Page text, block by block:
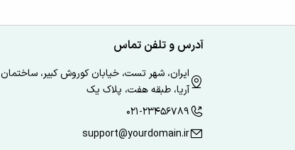
آدرس و تلفن تماس
ایران، شهر تست، خیابان کوروش کبیر، ساختمان
آریا، طبقه هفت، پلاک یک
۰۲۱-۲۳۴۵۶۷۸۹
support@yourdomain.ir